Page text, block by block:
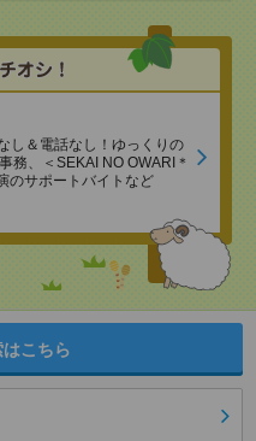
し＆電話なし！ゆっくりの
務、＜SEKAI NO OWARI＊
のサポートバイトなど
こちら